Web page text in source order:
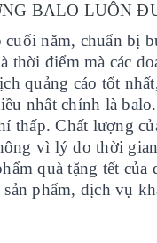
BALO LUÔN
năm, chuẩn bị
thời điểm mà các
quảng cáo tốt
nhất chính là
thấp. Chất lượng
vì lý do thời
quà tặng tết của
phẩm, dịch vụ